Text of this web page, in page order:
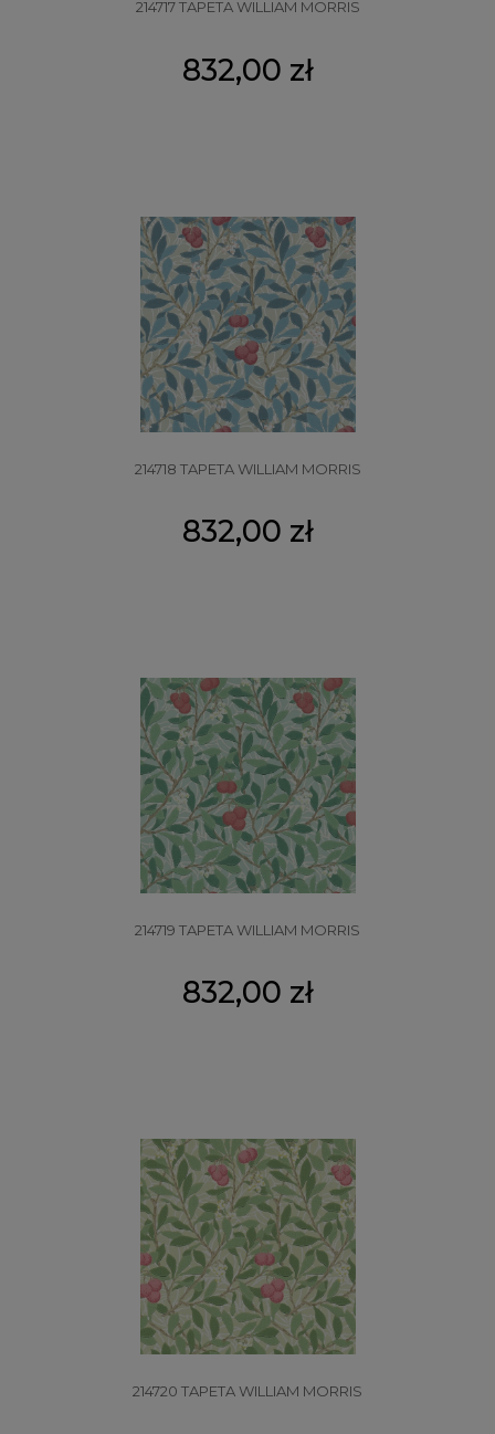
214717 TAPETA WILLIAM MORRIS
832,00 zł
214718 TAPETA WILLIAM MORRIS
832,00 zł
214719 TAPETA WILLIAM MORRIS
832,00 zł
214720 TAPETA WILLIAM MORRIS